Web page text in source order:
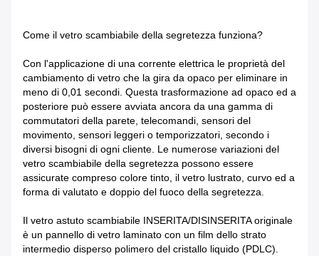
Come il vetro scambiabile della segretezza funziona?
Con l'applicazione di una corrente elettrica le proprietà del
cambiamento di vetro che la gira da opaco per eliminare in
meno di 0,01 secondi. Questa trasformazione ad opaco ed a
posteriore può essere avviata ancora da una gamma di
commutatori della parete, telecomandi, sensori del
movimento, sensori leggeri o temporizzatori, secondo i
diversi bisogni di ogni cliente. Le numerose variazioni del
vetro scambiabile della segretezza possono essere
assicurate compreso colore tinto, il vetro lustrato, curvo ed a
forma di valutato e doppio del fuoco della segretezza.
Il vetro astuto scambiabile INSERITA/DISINSERITA originale
è un pannello di vetro laminato con un film dello strato
intermedio disperso polimero del cristallo liquido (PDLC).